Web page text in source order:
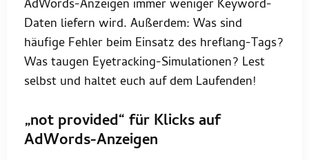
AdWords-Anzeigen immer weniger Keyword-
Daten liefern wird. Außerdem: Was sind
häufige Fehler beim Einsatz des hreflang-Tags?
Was taugen Eyetracking-Simulationen? Lest
selbst und haltet euch auf dem Laufenden!
„not provided“ für Klicks auf
AdWords-Anzeigen